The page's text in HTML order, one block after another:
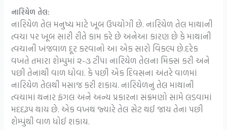
નારિયેળ તેલ:
નારિયેળ તેલ મનુષ્ય માટે ખૂબ ઉપયોગી છે. નારિયેળ તેલ માથાની
ત્વચા પર ખૂબ સારી રીતે કામ કરે છે અનેઆ કારણ છે કે માથાની
ત્વચાની ખંજવાળ દૂર કરવાનો આ એક સારો વિકલ્પ છે.દરેક
વખતે તમારા શેમ્પુમાં ૨-૩ ટીંપા નારિયેળ તેલના મિક્સ કરી અને
પછી તેનાથી વાળ ધોવા. કે પછી એક દિવસના અંતરે વાળમાં
નારિયેળ તેલથી મસાજ કરી શકાય. નારિયેળનું તેલ માથાની
ત્વચામાં થનાર ફંગલ અને અન્ય પ્રકારના સંક્રમણો સામે લડવામાં
મદદરૂપ થાય છે. એક વખથ જ્યારે તેલ સેટ થઈ જાય તેના પછી
શેમ્પુંથી વાળ ધોઈ શકાય.